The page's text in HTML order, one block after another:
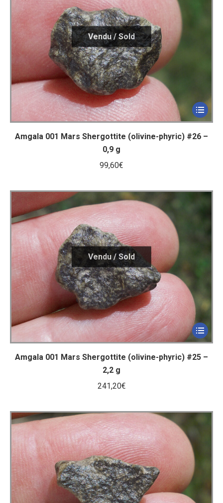
Amgala 001 Mars Shergottite (olivine-phyric) #26 –
0,9 g
99,60€
Amgala 001 Mars Shergottite (olivine-phyric) #25 –
2,2 g
241,20€